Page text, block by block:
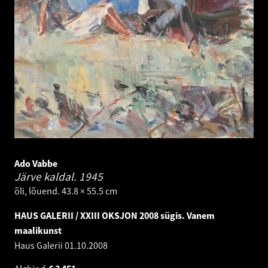
Ado Vabbe
Järve kaldal. 1945
õli, lõuend. 43.8 × 55.5 cm
HAUS GALERII / XXIII OKSJON 2008 sügis. Vanem
maalikunst
Haus Galerii 01.10.2008